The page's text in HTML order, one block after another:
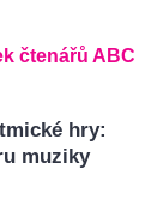
čtenářů ABC
hry:
muziky